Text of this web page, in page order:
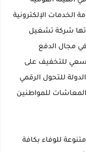
الخدمات الإلكترونية
شركة تشغيل
في مجال الدفع
سعي للتخفيف على
للتحول الرقمي
للمواطنين
أكثر من 10 خدمات متنوعة للوفاء بكافة